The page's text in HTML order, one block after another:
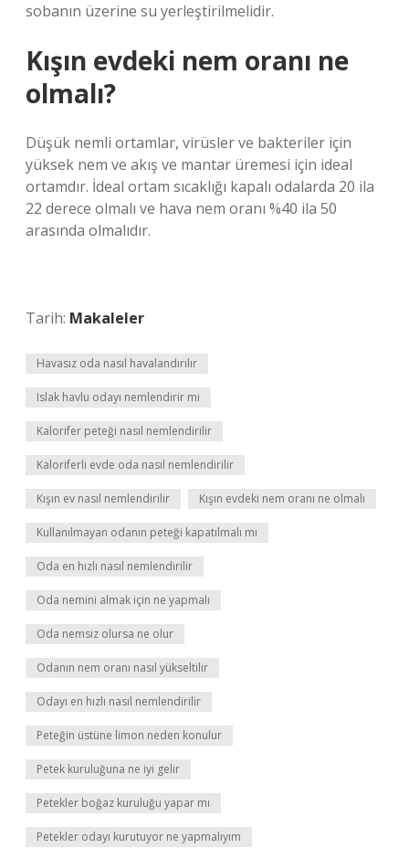
sobanın üzerine su yerleştirilmelidir.
Kışın evdeki nem oranı ne
olmalı?
Düşük nemli ortamlar, virüsler ve bakteriler için
yüksek nem ve akış ve mantar üremesi için ideal
ortamdır. İdeal ortam sıcaklığı kapalı odalarda 20 ila
22 derece olmalı ve hava nem oranı %40 ila 50
arasında olmalıdır.
Tarih: Makaleler
Havasız oda nasıl havalandırılır
Islak havlu odayı nemlendirir mi
Kalorifer peteği nasıl nemlendirilir
Kaloriferli evde oda nasıl nemlendirilir
Kışın ev nasıl nemlendirilir Kışın evdeki nem oranı ne olmalı
Kullanılmayan odanın peteği kapatılmalı mı
Oda en hızlı nasıl nemlendirilir
Oda nemini almak için ne yapmalı
Oda nemsiz olursa ne olur
Odanın nem oranı nasıl yükseltilir
Odayı en hızlı nasıl nemlendirilir
Peteğin üstüne limon neden konulur
Petek kuruluğuna ne iyi gelir
Petekler boğaz kuruluğu yapar mı
Petekler odayı kurutuyor ne yapmalıyım